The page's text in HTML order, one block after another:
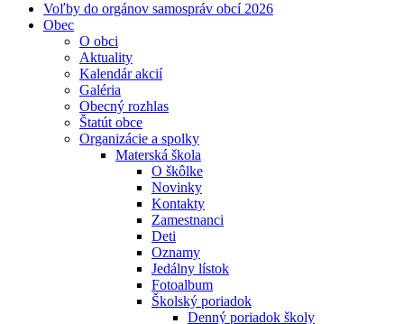
Voľby do orgánov samospráv obcí 2026
Obec
O obci
Aktuality
Kalendár akcií
Galéria
Obecný rozhlas
Štatút obce
Organizácie a spolky
Materská škola
O škôlke
Novinky
Kontakty
Zamestnanci
Deti
Oznamy
Jedálny lístok
Fotoalbum
Školský poriadok
Denný poriadok školy